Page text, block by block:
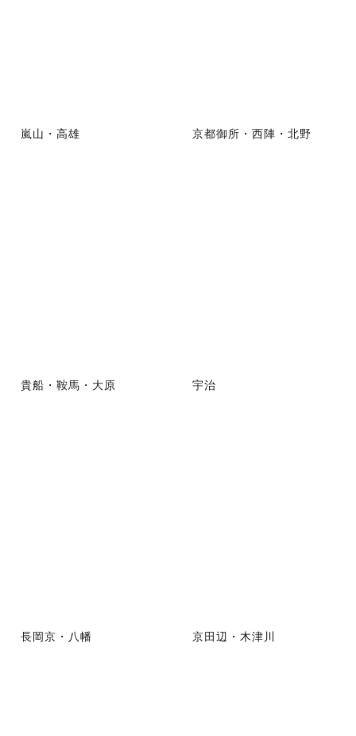
嵐山・高雄 京都御所・西陣・北野
貴船・鞍馬・大原 宇治
長岡京・八幡 京田辺・木津川